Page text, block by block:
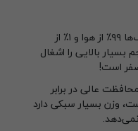
این بالشتک‌ها ۹۹٪ از هوا و ۱٪ از
بالایی را اشغال
صفر است!
عالی در برابر
وزن بسیار سبکی دارد